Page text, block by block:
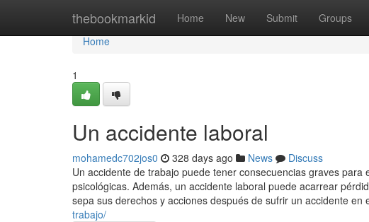
thebookmarkid Home New Submit Groups
Home
Home
1
Un accidente laboral
mohamedc702jos0 328 days ago News
Discuss
Un accidente de trabajo puede tener consecuencias graves
psicológicas. Además, un accidente laboral puede acarrear
sepa sus derechos y acciones después de sufrir un accidente en
trabajo/